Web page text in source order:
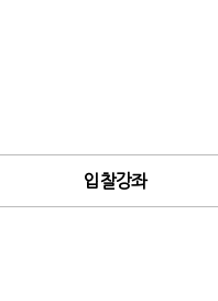
입찰강좌